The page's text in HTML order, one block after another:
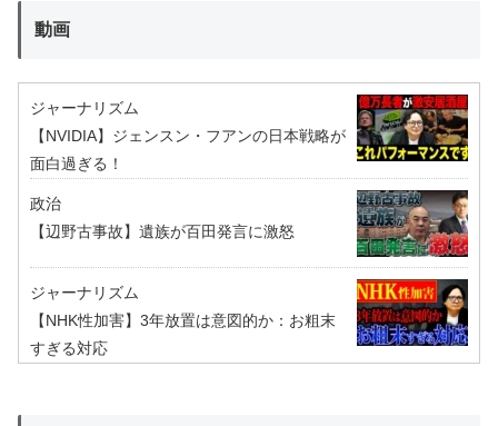
動画
ジャーナリズム
【NVIDIA】ジェンスン・フアンの日本戦略が
面白過ぎる！
政治
【辺野古事故】遺族が百田発言に激怒
ジャーナリズム
【NHK性加害】3年放置は意図的か：お粗末
すぎる対応